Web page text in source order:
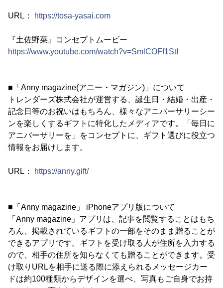
URL： https://tosa-yasai.com
『土佐野菜』コンセプトムービー
https://www.youtube.com/watch?v=SmlCOFf1StI
■「Anny magazine(アニー・マガジン)」について
トレンダーズ株式会社が運営する、誕生日・結婚・出産・
記念日等のお祝いはもちろん、様々なアニバーサリーシー
ンを楽しくするギフトに特化したメディアです。「毎日に
アニバーサリーを」をコンセプトに、ギフト選びに役立つ
情報をお届けします。
URL： https://anny.gift/
■「Anny magazine」 iPhoneアプリ版について
「Anny magazine」アプリは、記事を閲覧することはもち
ろん、掲載されているギフトの一部をそのまま贈ることが
できるアプリです。ギフトを受け取る人が住所を入力する
ので、相手の住所を知らなくても贈ることができます。受
け取りURLを相手に送る際に添えられるメッセージカー
ドは約100種類からデザインを選べ、写真もご自身でお持